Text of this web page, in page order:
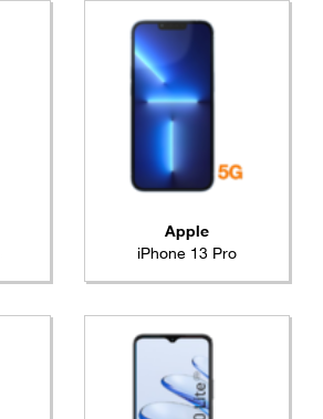
Apple
iPhone 13 Pro